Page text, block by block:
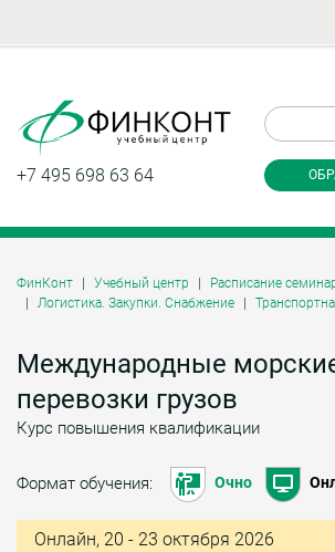
+7 495 698 63 64
ФинКонт Учебный центр
Расписание
Логистика. Закупки. Снабжение
Международные
перевозки грузов
Курс повышения квалификации
Формат обучения: Очно
Онлайн, 20 - 23 октября 2026
звонок
Даю согласие на обработку